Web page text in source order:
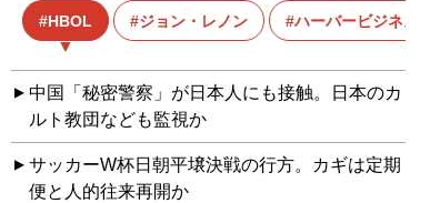
HBOL ジョン・レノン ハーバービジネスオ
中国「秘密警察」が日本人にも接触。日本のカ
ルト教団なども監視か
サッカーW杯日朝平壌決戦の行方。カギは定期
便と人的往来再開か